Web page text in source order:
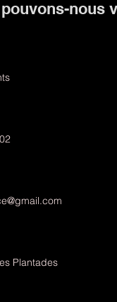
nous
Plantades